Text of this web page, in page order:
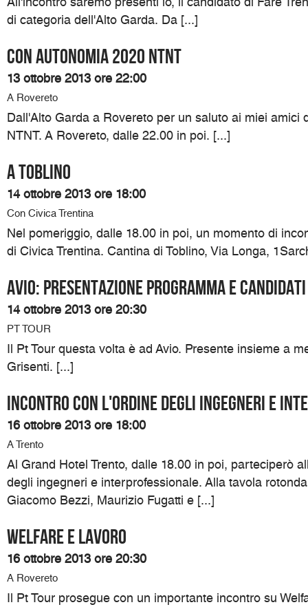
di categoria dell'Alto Garda. Da [...]
Con Autonomia 2020 NTNT
13 ottobre 2013 ore 22:00
A Rovereto
Dall'Alto Garda a Rovereto per un saluto ai miei amici
NTNT. A Rovereto, dalle 22.00 in poi. [...]
A Toblino
14 ottobre 2013 ore 18:00
Con Civica Trentina
Nel pomeriggio, dalle 18.00 in poi, un momento di
di Civica Trentina. Cantina di Toblino, Via Longa,
Avio: presentazione programma e candidati
14 ottobre 2013 ore 20:30
PT TOUR
Il Pt Tour questa volta è ad Avio. Presente insieme a
Grisenti. [...]
Incontro con l'ordine degli ingegneri e
16 ottobre 2013 ore 18:00
A Trento
Al Grand Hotel Trento, dalle 18.00 in poi, parteciperò
degli ingegneri e interprofessionale. Alla tavola
Giacomo Bezzi, Maurizio Fugatti e [...]
Welfare e lavoro
16 ottobre 2013 ore 20:30
A Rovereto
Il Pt Tour prosegue con un importante incontro su